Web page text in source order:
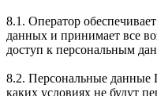
8.1. Оператор
данных и принимает все
доступ к персональным
8.2. Персональные данные
каких условиях не будут